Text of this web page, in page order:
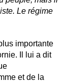
Le régime
importante
Il lui a dit
et de la